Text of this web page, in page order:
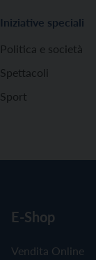
Iniziative speciali
Politica e società
Spettacoli
Sport
E-Shop
Vendita Online